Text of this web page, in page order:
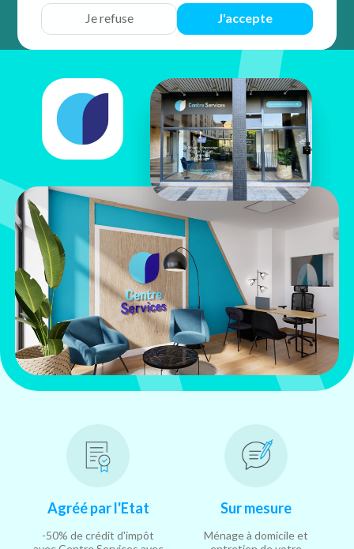
Je refuse J'accepte
Devis Discuter Y aller Appeler
Chaimaa
4 Place des Marguillers
78400 Chatou
Agréé par l'Etat
-50% de crédit d'impôt
Sur mesure
Ménage à domicile et